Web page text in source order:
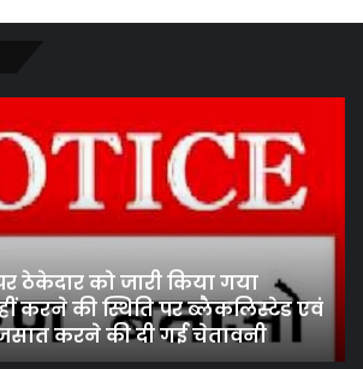
ठेकेदार को जारी किया गया
करने की स्थिति पर ब्लैकलिस्टेड एवं
करने की दी गई चेतावनी
ने